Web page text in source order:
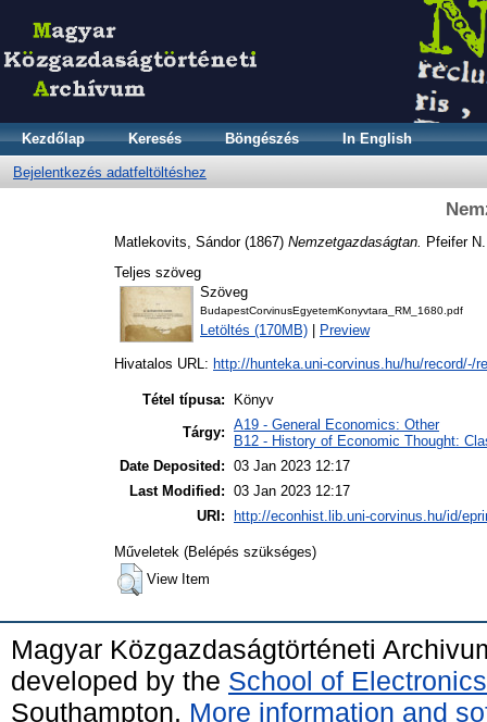
Kezdőlap Keresés Böngészés In English
Bejelentkezés adatfeltöltéshez
Matlekovits, Sándor(1867) Nemzetgazdaságtan. Pfeifer
Teljes szöveg
Szöveg
BudapestCorvinusEgyetemKonyvtara_RM_1680.pdf
Letöltés (170MB) Preview
Hivatalos URL: http://hunteka.uni-corvinus.hu/hu/record/-/
Tétel típusa:
Könyv
Tárgy: A19 - General Economics: Other
B12 - History of Economic Thought:
Date Deposited: 03 Jan 2023 12:17
Last Modified: 03 Jan 2023 12:17
URI:
http://econhist.lib.uni-corvinus.hu/id/
Műveletek (Belépés szükséges)
View Item
Magyar Közgazdaságtörténeti
developed by the School of
Southampton. More information and